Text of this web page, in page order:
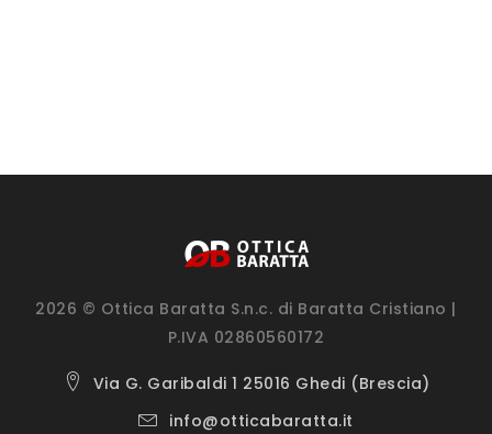
2026 © Ottica Baratta S.n.c. di Baratta Cristiano |
P.IVA 02860560172
Via G. Garibaldi 1 25016 Ghedi (Brescia)
info@otticabaratta.it